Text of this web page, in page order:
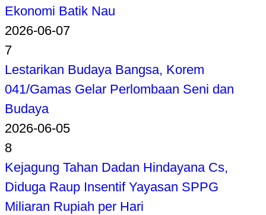
Ekonomi Batik Nau
2026-06-07
7
Lestarikan Budaya Bangsa, Korem
041/Gamas Gelar Perlombaan Seni dan
Budaya
2026-06-05
8
Kejagung Tahan Dadan Hindayana Cs,
Diduga Raup Insentif Yayasan SPPG
Miliaran Rupiah per Hari